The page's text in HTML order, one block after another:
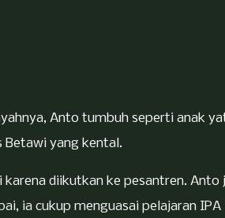
Anto tumbuh seperti anak
Betawi yang kental.
diikutkan ke pesantren. Anto
ia cukup menguasai pelajaran IPA